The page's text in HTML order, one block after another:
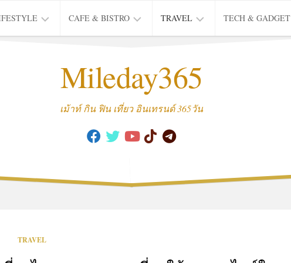
MOVIE
SERIES
CAFE & BISTRO
CAFE
TRAVEL
THAI
TRIP
TECH & GADGET
Mileday365
เม้าท์ กิน ฟิน เที่ยว อินเทรนด์ 365วัน
TRAVEL